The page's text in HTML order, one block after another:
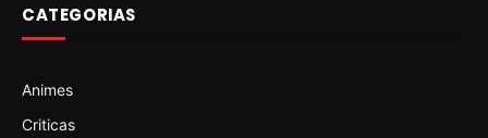
CATEGORIAS
Animes
Criticas